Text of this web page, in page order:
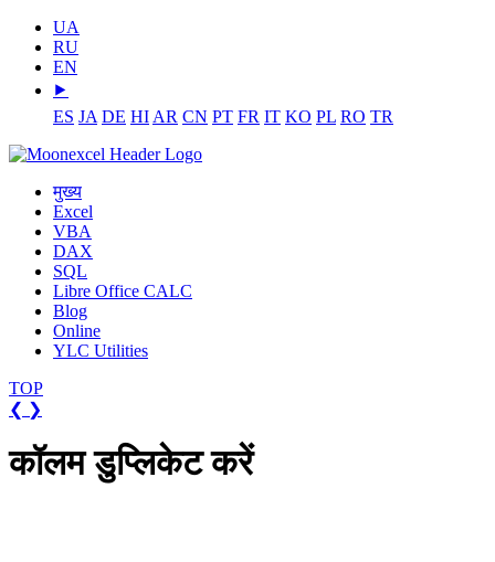
UA
RU
EN
⯈
ES JA DE HI AR CN PT FR IT KO PL RO TR
मुख्य
Excel
VBA
DAX
SQL
Libre Office CALC
Blog
Online
YLC Utilities
TOP
❮ ❯
कॉलम डुप्लिकेट करें